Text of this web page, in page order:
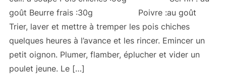
goût Beurre frais :30g Poivre :au goût
Trier, laver et mettre à tremper les pois chiches
quelques heures à l’avance et les rincer. Emincer un
petit oignon. Plumer, flamber, éplucher et vider un
poulet jeune. Le […]